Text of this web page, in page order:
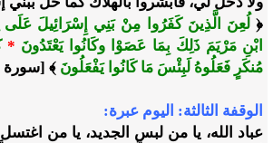
﴿لُعِنَ الَّذِينَ كَفَرُوا مِنْ بَنِي إِسْرَائِيلَ
ابْنِ مَرْيَمَ ذَلِكَ بِمَا عَصَوْا وكَانُوا يَعْتَدُونَ *
مُنكَرٍ فَعَلُوهُ لَبِئْسَ مَا كَانُوا يَفْعَلُونَ ﴾ [سورة
الوقفة الثالثة: اليوم عبرة:
عباد الله، يا من لبس الجديد، يا من اغتسل